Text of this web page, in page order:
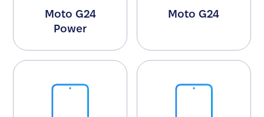
Moto G24
Power
Moto G24